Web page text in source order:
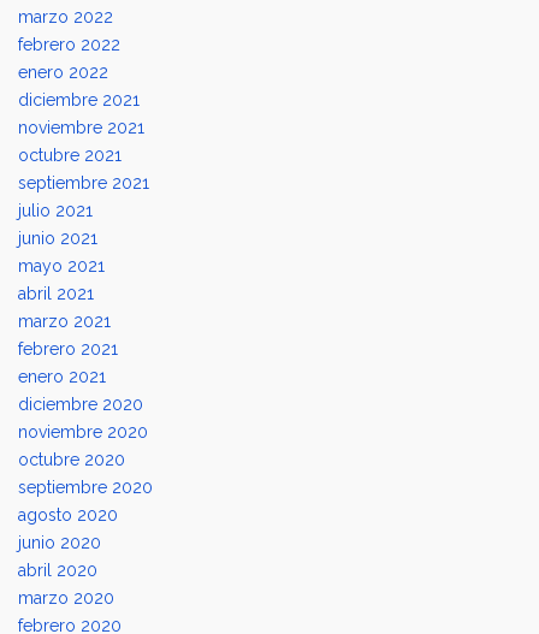
marzo 2022
febrero 2022
enero 2022
diciembre 2021
noviembre 2021
octubre 2021
septiembre 2021
julio 2021
junio 2021
mayo 2021
abril 2021
marzo 2021
febrero 2021
enero 2021
diciembre 2020
noviembre 2020
octubre 2020
septiembre 2020
agosto 2020
junio 2020
abril 2020
marzo 2020
febrero 2020